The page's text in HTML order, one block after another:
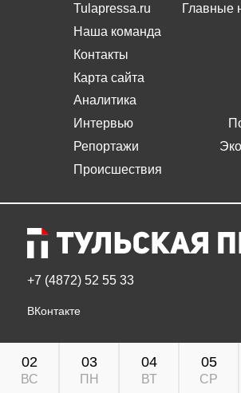
Tulapressa.ru
Наша команда
Контакты
Карта сайта
Главные
Аналитика
Интервью
Репортажи
Происшествия
+7 (4872) 52 55 33
ВКонтакте
02
ВС
03
ПН
04
ВТ
05
СР